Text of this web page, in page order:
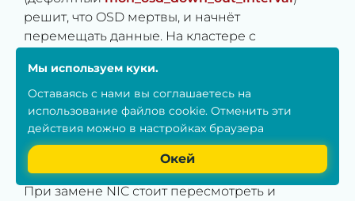
решит, что OSD мертвы, и начнёт
перемещать данные. На кластере с
Безопасность сетевых
интерфейсов: promisc mode и
фильтрация
При замене NIC стоит пересмотреть и
Мы используем куки.
Оставаясь с нами вы соглашаетесь на
использование файлов cookie. Отменить эти
действия можно в настройках браузера
Окей